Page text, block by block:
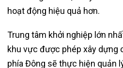
hoạt động hiệu quả hơn.
Trung tâm khởi nghiệp lớn
khu vực được phép xây dựng
phía Đông sẽ thực hiện quản